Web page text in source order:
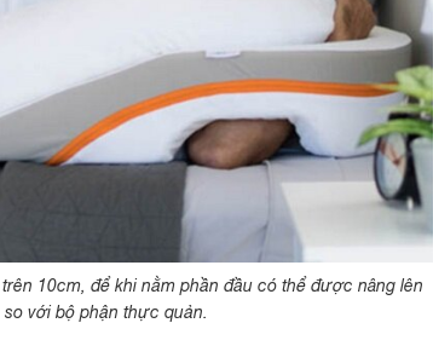
10cm, để khi nằm phần đầu có thể được nâng lên
với bộ phận thực quản.